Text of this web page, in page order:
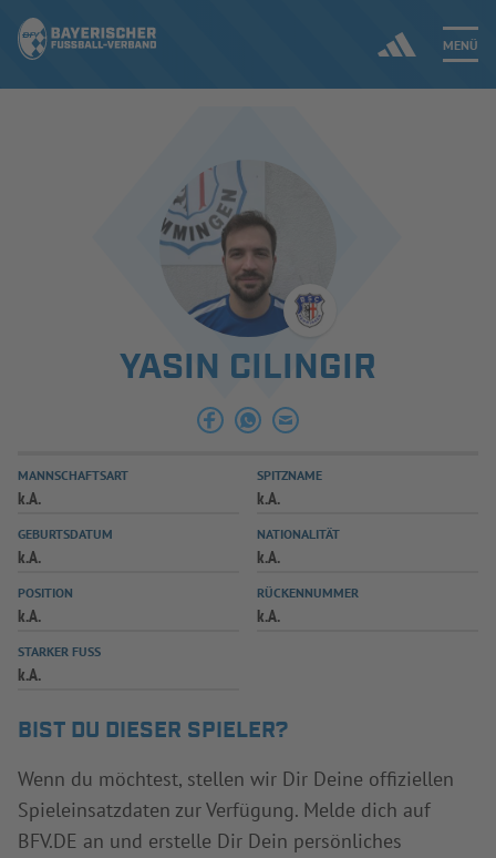
MENÜ
ERGEBNISSE & WETTBEWERBE
SPIELBETRIEB & VERBANDSLEBEN
AUSBILDUNG & FÖRDERUNG
SPIELPLUS
YASIN CILINGIR
MANNSCHAFTSART
k.A.
SPITZNAME
k.A.
GEBURTSDATUM
k.A.
NATIONALITÄT
k.A.
POSITION
k.A.
RÜCKENNUMMER
k.A.
STARKER FUSS
k.A.
BIST DU DIESER SPIELER?
Wenn du möchtest, stellen wir Dir Deine offiziellen
Spieleinsatzdaten zur Verfügung. Melde dich auf
BFV.DE an und erstelle Dir Dein persönliches